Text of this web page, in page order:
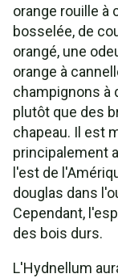
orange rouille à
bosselée, de
orangé, une
orange à
champignons à
plutôt que des
chapeau. Il est
principalement
l'est de
douglas dans
Cependant,
des bois durs.
L'Hydnellum